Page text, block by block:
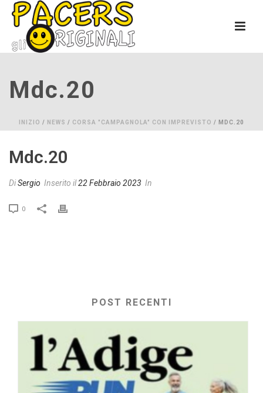
Mdc.20
INIZIO / NEWS / CORSA "CAMPAGNOLA" CON IMPREVISTO / MDC.20
Mdc.20
DiSergio Inserito il22 Febbraio 2023 In
0
POST RECENTI